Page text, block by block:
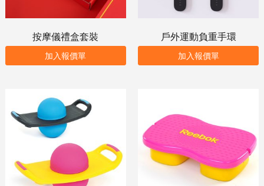
按摩儀禮盒套裝
加入報價單
戶外運動負重手環
加入報價單